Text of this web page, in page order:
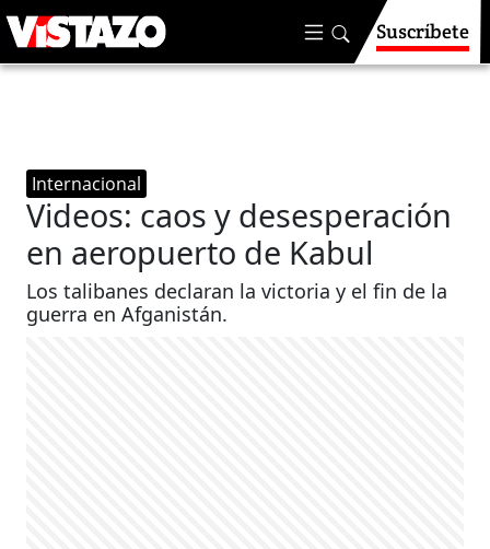
Suscríbete
Internacional
Videos: caos y desesperación
en aeropuerto de Kabul
Los talibanes declaran la victoria y el fin de la
guerra en Afganistán.